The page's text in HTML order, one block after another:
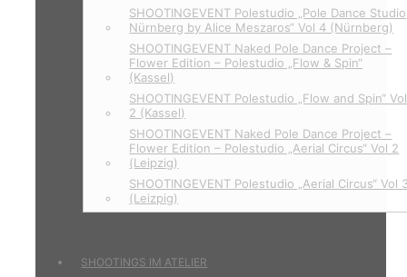
SHOOTINGEVENT Polestudio „Pole Dance Studio
Nürnberg by Alice Meszaros“ Vol 4 (Nürnberg)
SHOOTINGEVENT Naked Pole Dance Project –
Flower Edition – Polestudio „Flow & Spin“
(Kassel)
SHOOTINGEVENT Polestudio „Flow and Spin“ Vol
2 (Kassel)
SHOOTINGEVENT Naked Pole Dance Project –
Flower Edition – Polestudio „Aerial Circus“ Vol 2
(Leipzig)
SHOOTINGEVENT Polestudio „Aerial Circus“ Vol
(Leizpig)
SHOOTINGS IM ATELIER